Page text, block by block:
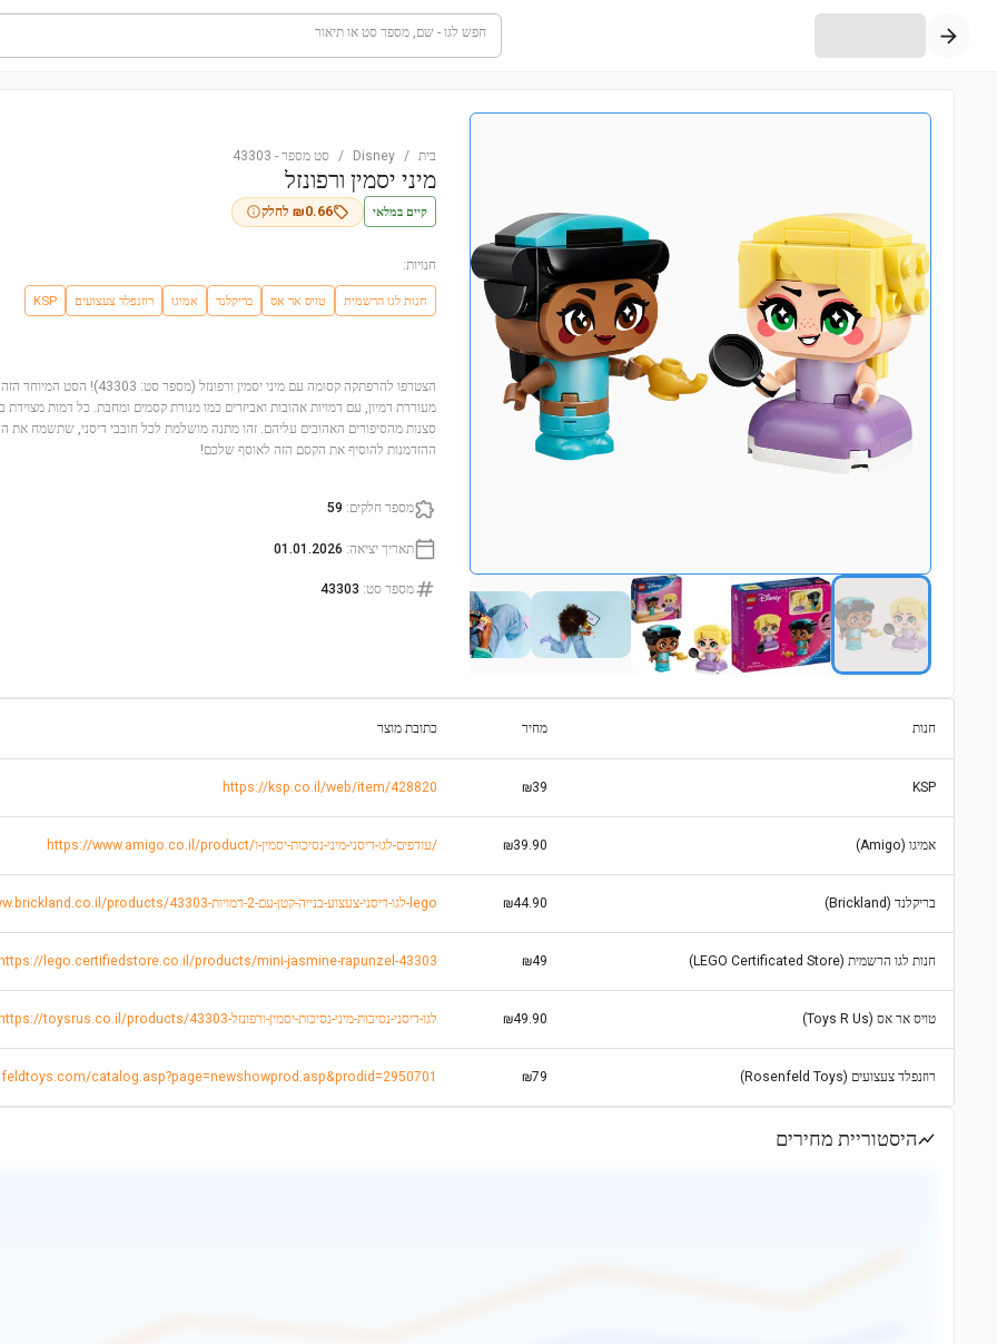
חפש לגו - שם, מספר סט או תיאור
בית /
Disney
/ סט מספר -
43303
מיני יסמין ורפונזל
קיים במלאי ₪0.66 לחלק
חנויות:
חנות לגו הרשמית טויס אר אס בריקלנד אמיגו רוזנפלד צעצועים KSP
מעוררת דמיון, עם דמויות אהובות ואביזרים כמו מנורת קסמים ומחבת. כל דמות מצוידת
סצנות מהסיפורים האהובים עליהם. זהו מתנה מושלמת לכל חובבי דיסני, שתשמח את
ההזדמנות להוסיף את הקסם הזה לאוסף שלכם!
מספר חלקים:
59
תאריך יציאה:
01.01.2026
מספר סט:
43303
חנות מחיר כתובת מוצר
KSP
₪39
https://ksp.co.il/web/item/428820
אמיגו (Amigo) ₪39.90 https://www.amigo.co.il/product/עודפים-לגו-דיסני-מיני-נסיכות-יסמין-ו/
בריקלנד (Brickland) ₪44.90 https://www.brickland.co.il/products/43303-לגו-דיסני-צעצוע-בנייה-קטן-עם-2-דמויות-lego
חנות לגו הרשמית (LEGO Certificated Store) ₪49
https://lego.certifiedstore.co.il/products/mini-jasmine-rapunzel-43303
טויס אר אס (Toys R Us) ₪49.90 https://toysrus.co.il/products/לגו-דיסני-נסיכות-מיני-נסיכות-יסמין-ורפונזל-43303
רוזנפלד צעצועים (Rosenfeld Toys) ₪79
catalog.asp?page=newshowprod.asp&prodid=2950701
היסטוריית מחירים